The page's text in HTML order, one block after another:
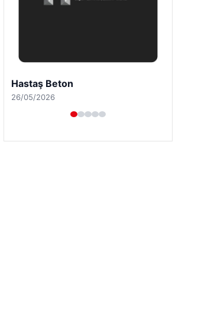
Enes Kaplan Avukatlık Bürosu
28/04/2026